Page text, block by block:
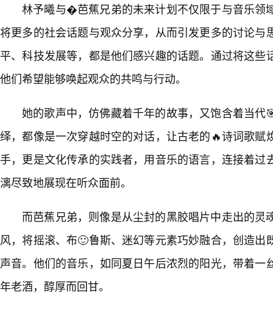
林予曦与�芭蕉兄弟的未来计划不仅限于与音乐领
将更多的社会话题与观众分享，从而引发更多的讨论与
平、科技发展等，都是他们感兴趣的话题。通过将这些
他们希望能够唤起观众的共鸣与行动。
她的歌声中，仿佛藏着千年的故事，又饱含着当代
绎，都像是一次穿越时空的对话，让古老的🔥诗词歌赋
手，更是文化传承的实践者，用音乐的语言，连接着过
漓尽致地展现在听众面前。
而芭蕉兄弟，则像是从尘封的黑胶唱片中走出的灵
风，将摇滚、布🙂鲁斯、迷幻等元素巧妙融合，创造出
声音。他们的音乐，如同夏日午后浓烈的阳光，带着一
年老酒，醇厚而回甘。